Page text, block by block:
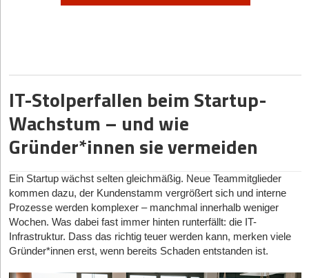
Zahlreiche Unternehmen teilen die Daten in Klassen ein. Das
Cyberangriff sind sie gut geschützt und können weder gestohlen
noch gesperrt werden. Das spart auf jeden Fall Nerven, Zeit und
vor allem Geld.
Regelmäßige Datensicherungen für mehr Sicherheit
Von den betrieblichen Daten sollten in regelmäßigen Abständen
Sicherungenangelegt werden. Die Sicherungsdateien sollten
jedoch nicht auf dem Laufwerk liegen, auf denen die allgemeinen
Daten abgelegt sind. Folgende Speicherorte eignen sich
besonders gut:
Externe Laufwerke
Speichermedien wie SD-Karten oder USB-Sticks
IT-Stolperfallen beim Startup-
Wachstum – und wie
Gründer*innen sie vermeiden
Ein Startup wächst selten gleichmäßig. Neue Teammitglieder
kommen dazu, der Kundenstamm vergrößert sich und interne
Prozesse werden komplexer – manchmal innerhalb weniger
Wochen. Was dabei fast immer hinten runterfällt: die IT-
Infrastruktur. Dass das richtig teuer werden kann, merken viele
Gründer*innen erst, wenn bereits Schaden entstanden ist.